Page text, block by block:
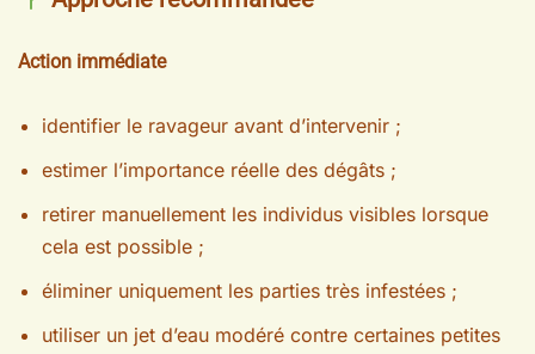
Action immédiate
identifier le ravageur avant d’intervenir ;
estimer l’importance réelle des dégâts ;
retirer manuellement les individus visibles lorsque
cela est possible ;
éliminer uniquement les parties très infestées ;
utiliser un jet d’eau modéré contre certaines petites